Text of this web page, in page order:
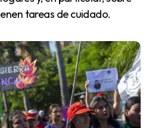
tareas de cuidado.